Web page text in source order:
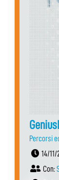
Percorsi
14/
Con: